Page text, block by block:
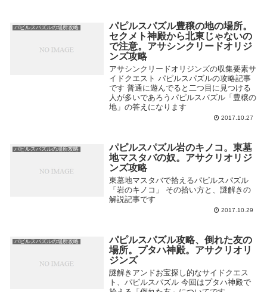
パピルスバズルの場所攻略
パピルスパズル豊穣の地の場所。
セクメト神殿から北東じゃないの
で注意。アサシンクリードオリジ
ンズ攻略
アサシンクリードオリジンズの収集要素サ
イドクエスト パピルスパズルの攻略記事
です 普通に遊んでると二つ目に見つける
人が多いであろうパピルスバズル「豊穣の
地」の答えになります
2017.10.27
パピルスバズルの場所攻略
パピルスパズル岩のキノコ。東墓
地マスタバの奴。アサクリオリジ
ンズ攻略
東墓地マスタバで拾えるパピルスパズル
「岩のキノコ」 その拾い方と、謎解きの
解説記事です
2017.10.29
パピルスバズルの場所攻略
パピルスパズル攻略、倒れた友の
場所。プタハ神殿。アサクリオリ
ジンズ
謎解きアンドお宝探し的なサイドクエス
ト、パピルスパズル 今回はプタハ神殿で